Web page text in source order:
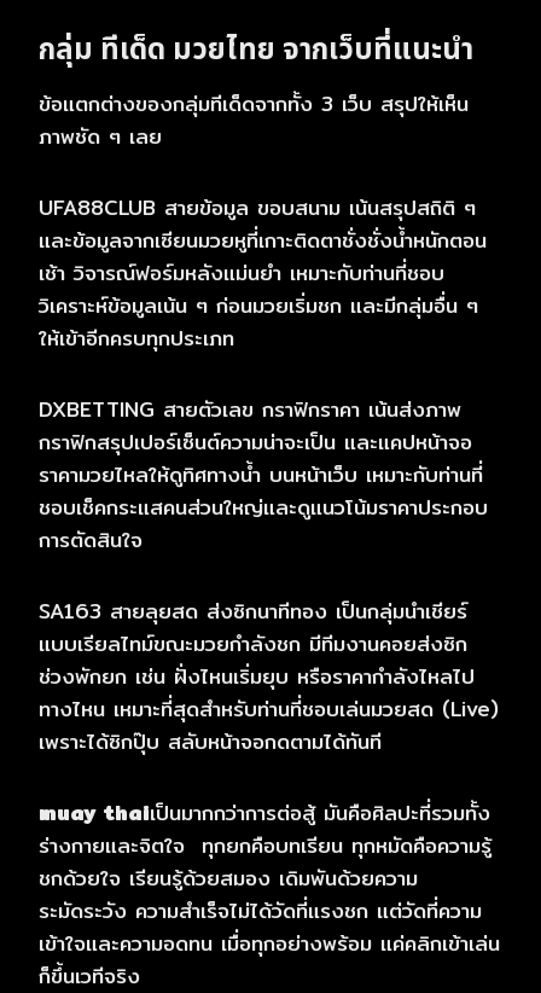
กลุ่ม ทีเด็ด มวยไทย จากเว็บที่แนะนำ
ข้อแตกต่างของกลุ่มทีเด็ดจากทั้ง 3 เว็บ สรุปให้เห็น
ภาพชัด ๆ เลย
UFA88CLUB สายข้อมูล ขอบสนาม เน้นสรุปสถิติ ๆ
และข้อมูลจากเซียนมวยหูที่เกาะติดตาชั่งชั่งน้ำหนักตอน
เช้า วิจารณ์ฟอร์มหลังแม่นยำ เหมาะกับท่านที่ชอบ
วิเคราะห์ข้อมูลเน้น ๆ ก่อนมวยเริ่มชก และมีกลุ่มอื่น ๆ
ให้เข้าอีกครบทุกประเภท
DXBETTING สายตัวเลข กราฟิกราคา เน้นส่งภาพ
กราฟิกสรุปเปอร์เซ็นต์ความน่าจะเป็น และแคปหน้าจอ
ราคามวยไหลให้ดูทิศทางน้ำ บนหน้าเว็บ เหมาะกับท่านที่
ชอบเช็คกระแสคนส่วนใหญ่และดูแนวโน้มราคาประกอบ
การตัดสินใจ
SA163 สายลุยสด ส่งซิกนาทีทอง เป็นกลุ่มนำเชียร์
แบบเรียลไทม์ขณะมวยกำลังชก มีทีมงานคอยส่งซิก
ช่วงพักยก เช่น ฝั่งไหนเริ่มยุบ หรือราคากำลังไหลไป
ทางไหน เหมาะที่สุดสำหรับท่านที่ชอบเล่นมวยสด (Live)
เพราะได้ซิกปุ๊บ สลับหน้าจอกดตามได้ทันที
muay thaiเป็นมากกว่าการต่อสู้ มันคือศิลปะที่รวมทั้ง
ร่างกายและจิตใจ ทุกยกคือบทเรียน ทุกหมัดคือความรู้
ชกด้วยใจ เรียนรู้ด้วยสมอง เดิมพันด้วยความ
ระมัดระวัง ความสำเร็จไม่ได้วัดที่แรงชก แต่วัดที่ความ
เข้าใจและความอดทน เมื่อทุกอย่างพร้อม แค่คลิกเข้าเล่น
ก็ขึ้นเวทีจริง